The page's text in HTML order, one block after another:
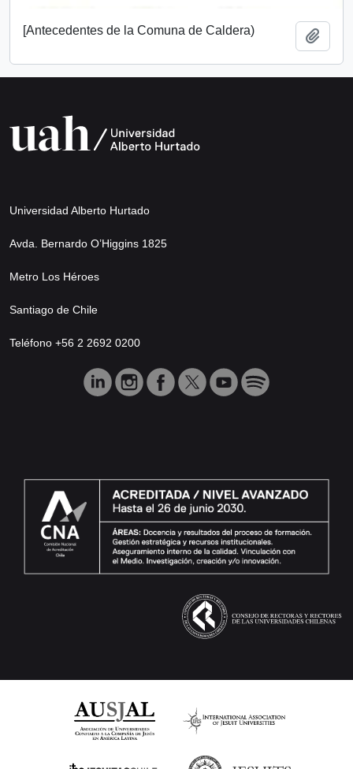
[Antecedentes de la Comuna de Caldera)
Universidad Alberto Hurtado
Avda. Bernardo O’Higgins 1825
Metro Los Héroes
Santiago de Chile
Teléfono +56 2 2692 0200